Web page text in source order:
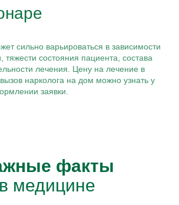
сильно варьироваться в зависимости
тяжести состояния пациента, состава
лечения. Цену на лечение в
нарколога на дом можно узнать у
заявки.
факты
в медицине